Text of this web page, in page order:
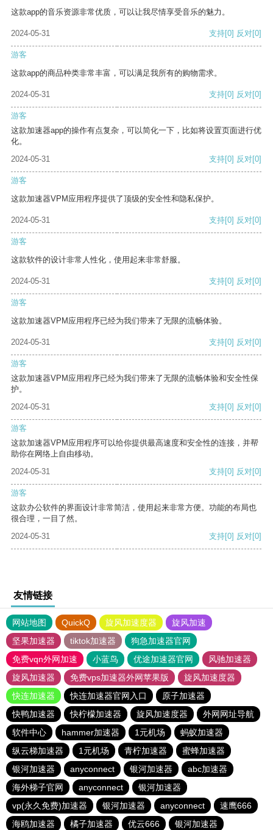
这款app的音乐资源非常优质，可以让我尽情享受音乐的魅力。
2024-05-31 支持[0] 反对[0]
游客
这款app的商品种类非常丰富，可以满足我所有的购物需求。
2024-05-31 支持[0] 反对[0]
游客
这款加速器app的操作有点复杂，可以简化一下，比如将设置页面进行优
化。
2024-05-31
支持[0] 反对[0]
游客
这款加速器VPM应用程序提供了顶级的安全性和隐私保护。
2024-05-31 支持[0] 反对[0]
游客
这款软件的设计非常人性化，使用起来非常舒服。
2024-05-31 支持[0] 反对[0]
游客
这款加速器VPM应用程序已经为我们带来了无限的流畅体验。
2024-05-31 支持[0] 反对[0]
游客
这款加速器VPM应用程序已经为我们带来了无限的流畅体验和安全性保
护。
2024-05-31
支持[0] 反对[0]
游客
这款加速器VPM应用程序可以给你提供最高速度和安全性的连接，并帮
助你在网络上自由移动。
2024-05-31
支持[0] 反对[0]
游客
这款办公软件的界面设计非常简洁，使用起来非常方便。功能的布局也
很合理，一目了然。
2024-05-31
支持[0] 反对[0]
友情链接
网站地图 QuickQ 旋风加速度器
旋风加速
坚果加速器
tiktok加速器
狗急加速器官网
免费vqn外网加速
小蓝鸟 优途加速器官网
风驰加速器
旋风加速器
免费vps加速器外网苹果版
旋风加速度器
快连加速器
快连加速器官网入口
原子加速器
快鸭加速器
快柠檬加速器 旋风加速度器
外网网址导航
软件中心
hammer加速器 1元机场
蚂蚁加速器
纵云梯加速器
1元机场 青柠加速器
蜜蜂加速器
银河加速器
anyconnect 银河加速器
abc加速器
海外梯子官网
anyconnect
银河加速器
vp(永久免费)加速器
银河加速器 anyconnect
速鹰666
海鸥加速器
橘子加速器 优云666 银河加速器